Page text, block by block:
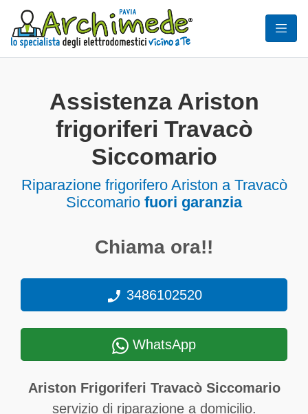
Assistenza Ariston
frigoriferi Travacò
Siccomario
Riparazione frigorifero Ariston a Travacò
Siccomario fuori garanzia
Chiama ora!!
3486102520
WhatsApp
Ariston Frigoriferi Travacò Siccomario
servizio di riparazione a domicilio.